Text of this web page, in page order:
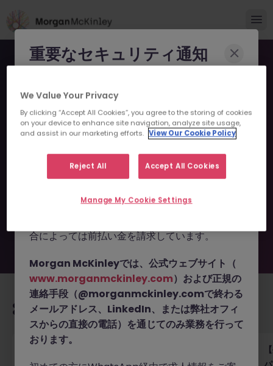
申し訳ございません。こちら
の求人の掲載は終了しまし
た。
あなたにおすすめの求人
重要なセキュリティ通知
になりすまし、求職者を詐欺に巻き込もうとする
事例が報告されています。
morganmckinleyjob.com、
morganmckinleyhire.com）を使用し、虚偽の
で、WhatsApp などのメッセージアプリを通じ
合によっては前払い金を請求しています。
Morgan McKinleyでは、公式ウェブサイト（
www.morganmckinley.com）および正規の
連絡手段（@morganmckinley.comで終わる
メールアドレス、LinkedIn、または弊社オフィ
スからの直接の電話）を通じてのみ業務を行って
おります。
We Value Your Privacy
By clicking “Accept All Cookies”, you agree to the storing of cookies
on your device to enhance site navigation, analyze site usage,
and assist in our marketing efforts. View Our Cookie Policy
Reject All Accept All Cookies
Manage My Cookie Settings